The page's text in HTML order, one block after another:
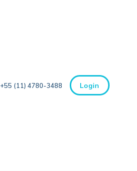
+55 (11) 4780-3488 Login